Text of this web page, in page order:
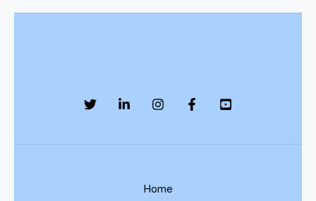
Home